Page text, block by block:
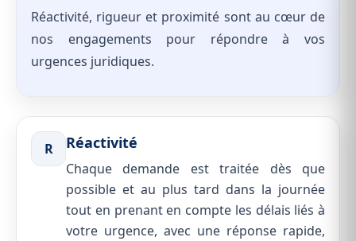
Réactivité, rigueur et proximité sont au cœur de
nos engagements pour répondre à vos
urgences juridiques.
R Réactivité
Chaque demande est traitée dès que
possible et au plus tard dans la journée
tout en prenant en compte les délais liés à
votre urgence, avec une réponse rapide,